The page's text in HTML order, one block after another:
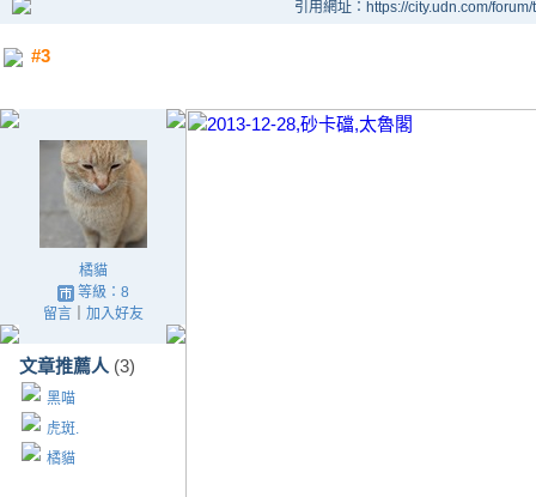
引用網址：https://city.udn.com/
#3
橘貓
等級：8
留言｜ 加入好友
文章推薦人 (3)
黑喵
虎斑.
橘貓